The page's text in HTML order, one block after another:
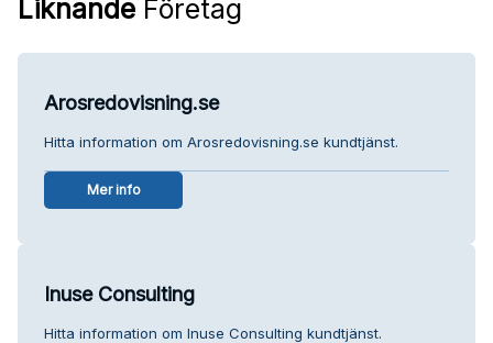
Liknande Företag
Arosredovisning.se
Hitta information om Arosredovisning.se kundtjänst.
Mer info
Inuse Consulting
Hitta information om Inuse Consulting kundtjänst.